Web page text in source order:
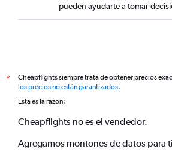
pueden ayudarte a tomar
*
Cheapflights siempre trata de obtener precios
los precios no están garantizados.
Esta es la razón:
Cheapflights no es el vendedor.
Agregamos montones de datos para ti